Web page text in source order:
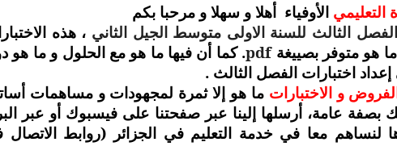
التعليمي الأوفياء أهلا و سهلا و مرحبا بكم
الثالث للسنة الاولى متوسط الجيل الثاني ، هذه
ما هو متوفر بصييغةpdf. كما أن فيها ما هو مع الحلول و ما هو
اختبارات الفصل الثالث .
و الاختبارات ما هو إلا ثمرة لمجهودات و مساهمات
بصفة عامة، أرسلها إلينا عبر صفحتنا على فيسبوك أو عبر
لنساهم معا في خدمة التعليم في الجزائر (روابط